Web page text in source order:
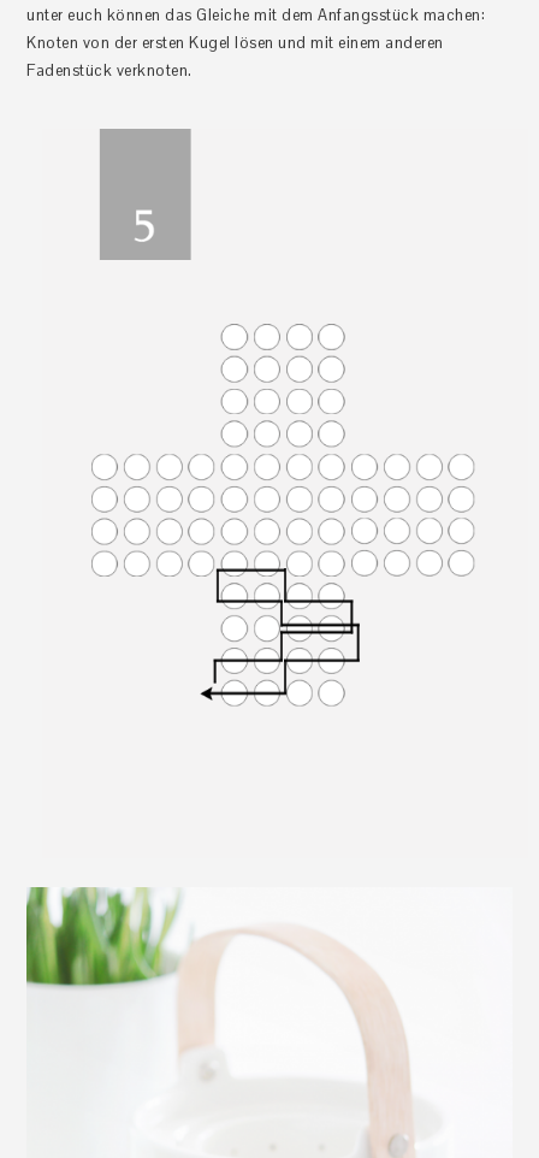
unter euch können das Gleiche mit dem Anfangsstück machen:
Knoten von der ersten Kugel lösen und mit einem anderen
Fadenstück verknoten.